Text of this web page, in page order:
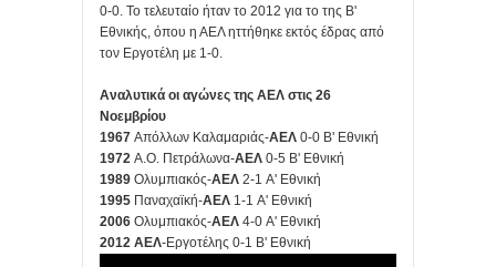
0-0. Το τελευταίο ήταν το 2012 για το της Β'
Εθνικής, όπου η ΑΕΛ ηττήθηκε εκτός έδρας από
τον Εργοτέλη με 1-0.
Αναλυτικά οι αγώνες της ΑΕΛ στις 26
Νοεμβρίου
1967 Απόλλων Καλαμαριάς-ΑΕΛ 0-0 Β' Εθνική
1972 Α.Ο. Πετράλωνα-ΑΕΛ 0-5 Β' Εθνική
1989 Ολυμπιακός-ΑΕΛ 2-1 Α' Εθνική
1995 Παναχαϊκή-ΑΕΛ 1-1 Α' Εθνική
2006 Ολυμπιακός-ΑΕΛ 4-0 Α' Εθνική
2012 ΑΕΛ-Εργοτέλης 0-1 Β' Εθνική